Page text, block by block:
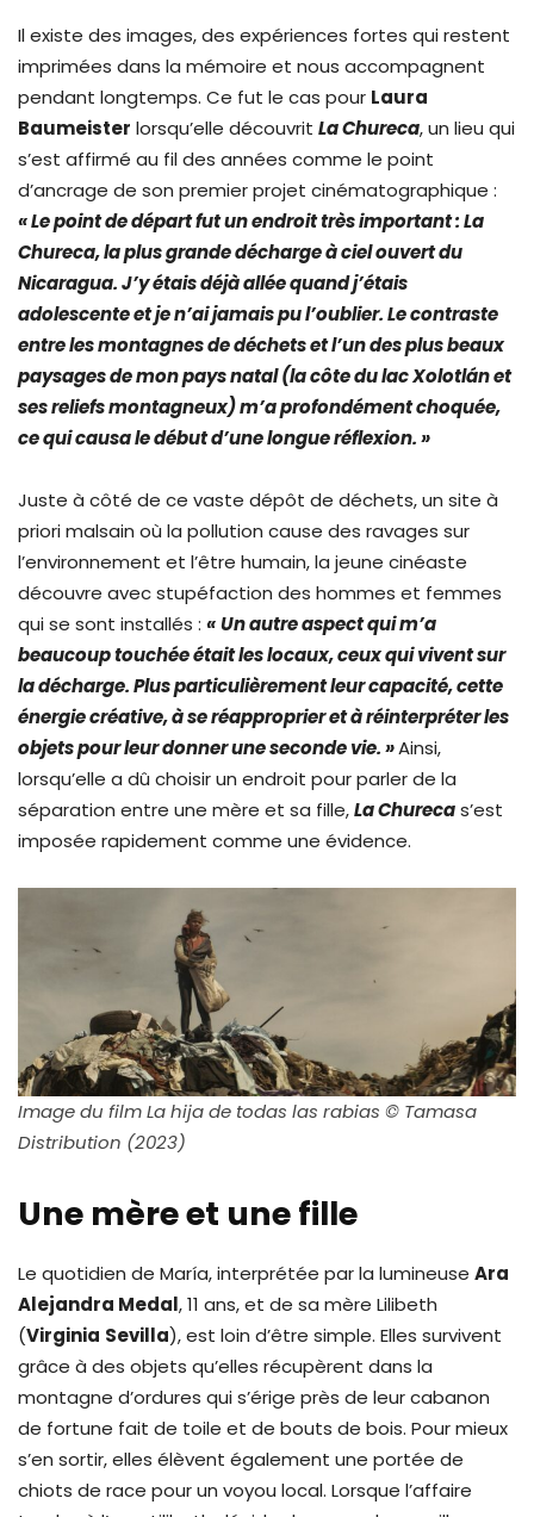
Il existe des images, des expériences fortes qui restent
imprimées dans la mémoire et nous accompagnent
pendant longtemps. Ce fut le cas pour Laura
Baumeister lorsqu’elle découvrit La Chureca, un lieu qui
s’est affirmé au fil des années comme le point
d’ancrage de son premier projet cinématographique :
« Le point de départ fut un endroit très important : La
Chureca, la plus grande décharge à ciel ouvert du
Nicaragua. J’y étais déjà allée quand j’étais
adolescente et je n’ai jamais pu l’oublier. Le contraste
entre les montagnes de déchets et l’un des plus beaux
paysages de mon pays natal (la côte du lac Xolotlán et
ses reliefs montagneux) m’a profondément choquée,
ce qui causa le début d’une longue réflexion. »
Juste à côté de ce vaste dépôt de déchets, un site à
priori malsain où la pollution cause des ravages sur
l’environnement et l’être humain, la jeune cinéaste
découvre avec stupéfaction des hommes et femmes
qui se sont installés : «Un autre aspect qui m’a
beaucoup touchée était les locaux, ceux qui vivent sur
la décharge. Plus particulièrement leur capacité, cette
énergie créative, à se réapproprier et à réinterpréter les
objets pour leur donner une seconde vie. »Ainsi,
lorsqu’elle a dû choisir un endroit pour parler de la
séparation entre une mère et sa fille,La Churecas’est
imposée rapidement comme une évidence.
Image du film La hija de todas las rabias © Tamasa
Distribution (2023)
Une mère et une fille
Le quotidien de María, interprétée par la lumineuse Ara
Alejandra Medal, 11 ans, et de sa mère Lilibeth
(Virginia Sevilla), est loin d’être simple. Elles survivent
grâce à des objets qu’elles récupèrent dans la
montagne d’ordures qui s’érige près de leur cabanon
de fortune fait de toile et de bouts de bois. Pour mieux
s’en sortir, elles élèvent également une portée de
chiots de race pour un voyou local. Lorsque l’affaire